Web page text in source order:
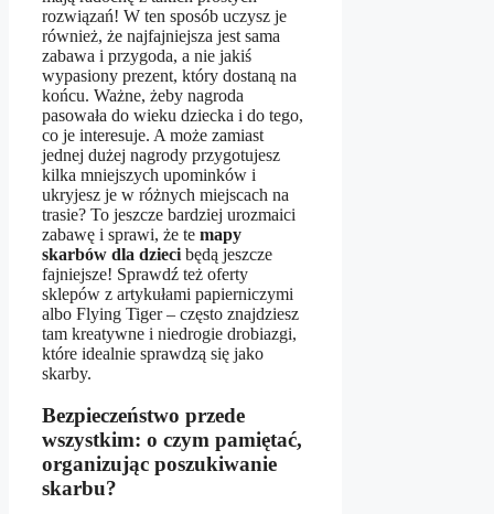
rozwiązań! W ten sposób uczysz je
również, że najfajniejsza jest sama
zabawa i przygoda, a nie jakiś
wypasiony prezent, który dostaną na
końcu. Ważne, żeby nagroda
pasowała do wieku dziecka i do tego,
co je interesuje. A może zamiast
jednej dużej nagrody przygotujesz
kilka mniejszych upominków i
ukryjesz je w różnych miejscach na
trasie? To jeszcze bardziej urozmaici
zabawę i sprawi, że te mapy
skarbów dla dzieci będą jeszcze
fajniejsze! Sprawdź też oferty
sklepów z artykułami papierniczymi
albo Flying Tiger – często znajdziesz
tam kreatywne i niedrogie drobiazgi,
które idealnie sprawdzą się jako
skarby.
Bezpieczeństwo przede
wszystkim: o czym pamiętać,
organizując poszukiwanie
skarbu?